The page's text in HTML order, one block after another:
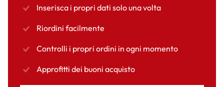
Inserisca i propri dati solo una volta
Riordini facilmente
Controlli i propri ordini in ogni momento
Approfitti dei buoni acquisto